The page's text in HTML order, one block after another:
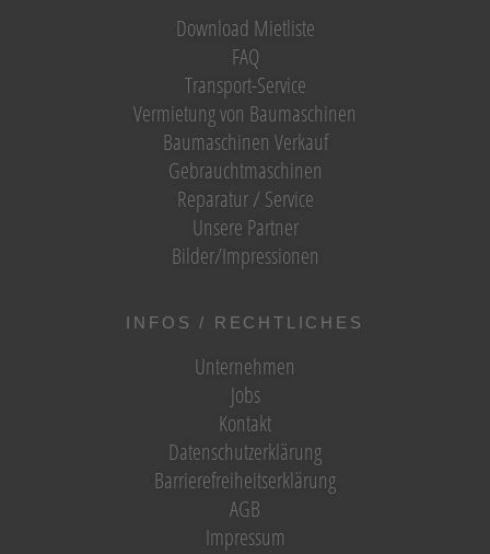
Download Mietliste
FAQ
Transport-Service
Vermietung von Baumaschinen
Baumaschinen Verkauf
Gebrauchtmaschinen
Reparatur / Service
Unsere Partner
Bilder/Impressionen
INFOS / RECHTLICHES
Unternehmen
Jobs
Kontakt
Datenschutzerklärung
Barrierefreiheitserklärung
AGB
Impressum